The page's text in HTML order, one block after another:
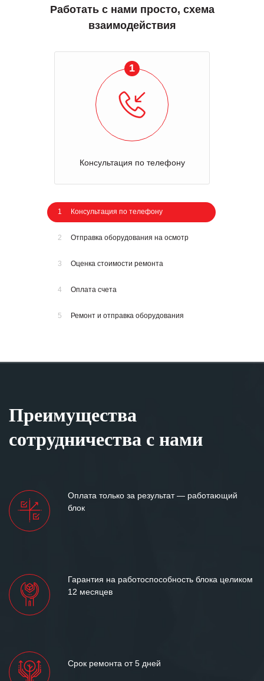
Работать с нами просто, схема
взаимодействия
1
Консультация по телефону
1 Консультация по телефону
2 Отправка оборудования на осмотр
3 Оценка стоимости ремонта
4 Оплата счета
5 Ремонт и отправка оборудования
Преимущества
сотрудничества с нами
Оплата только за результат — работающий
блок
Гарантия на работоспособность блока целиком
12 месяцев
Срок ремонта от 5 дней